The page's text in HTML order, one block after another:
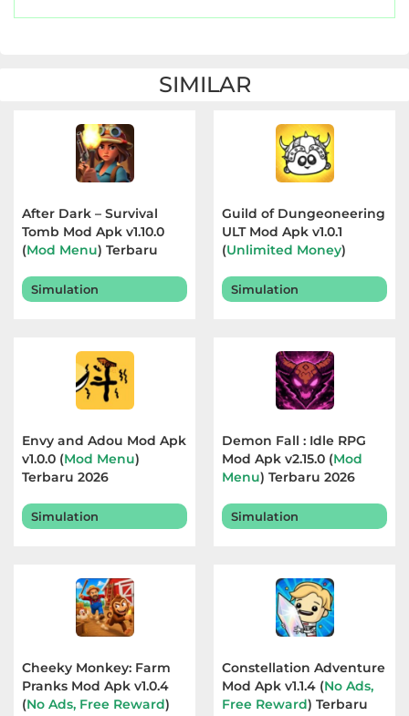
SIMILAR
After Dark – Survival
Tomb Mod Apk v1.10.0
(Mod Menu) Terbaru
Simulation
Guild of Dungeoneering
ULT Mod Apk v1.0.1
(Unlimited Money)
Simulation
Envy and Adou Mod Apk
v1.0.0 (Mod Menu)
Terbaru 2026
Simulation
Demon Fall : Idle RPG
Mod Apk v2.15.0 (Mod
Menu) Terbaru 2026
Simulation
Cheeky Monkey: Farm
Pranks Mod Apk v1.0.4
(No Ads, Free Reward)
Constellation Adventure
Mod Apk v1.1.4 (No Ads,
Free Reward) Terbaru